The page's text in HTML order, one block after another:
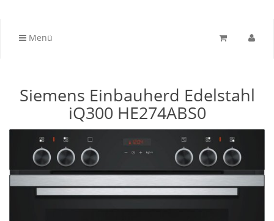
Menü
Siemens Einbauherd Edelstahl
iQ300 HE274ABS0